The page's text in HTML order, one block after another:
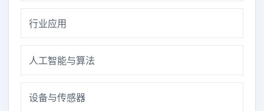
行业应用
人工智能与算法
设备与传感器